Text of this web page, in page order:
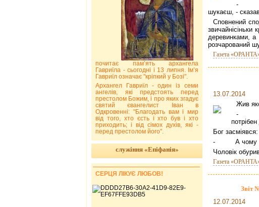
- Іди
шукаєш, - сказав
Сповнений
деревинками, а
розчарований
Газета
13.07.2014
Жив
-
потрібен
Бог засміявся:
- А чому
Чоловік
Газета
Звіт
12.07.2014
почитає пам’ять архангела
Гавриїла - сьогодні і 13 липня. Ім’я
Гавриїл означає "кріпкий у Бозі".
Архангел Гавриїл - один із семи
ангелів, які предстоять перед
престолом Божим, і про яких згадує
святий євангелист Іван в
Одкровенні: "Благодать вам і мир
від того, хто єсть і хто був і хто
приходить; і від сімох духів, які -
перед престолом його".
служіння «Епіфанія»
СЕРЦЯ ЛІКУЄ ЛЮБОВ!